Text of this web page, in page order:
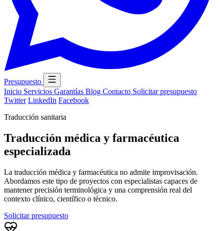
Presupuesto
Inicio Servicios Garantías Blog Contacto Solicitar presupuesto
Twitter LinkedIn Facebook
Traducción sanitaria
Traducción médica y farmacéutica
especializada
La traducción médica y farmacéutica no admite improvisación.
Abordamos este tipo de proyectos con especialistas capaces de
mantener precisión terminológica y una comprensión real del
contexto clínico, científico o técnico.
Solicitar presupuesto